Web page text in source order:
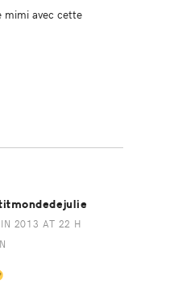
mimi avec cette
2013 AT 22 H